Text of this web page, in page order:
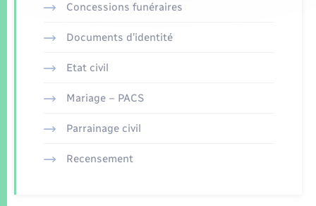
Concessions funéraires
Documents d’identité
Etat civil
Mariage – PACS
Parrainage civil
Recensement